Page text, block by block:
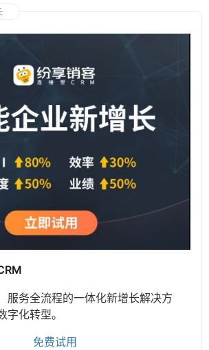
服务全流程的一体化新增长解决方
化转型。
免费试用